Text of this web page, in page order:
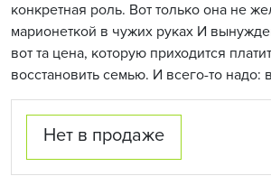
конкретная роль. Вот только она не
марионеткой в чужих руках И
вот та цена, которую приходится
восстановить семью. И всего-то надо:
Нет в продаже